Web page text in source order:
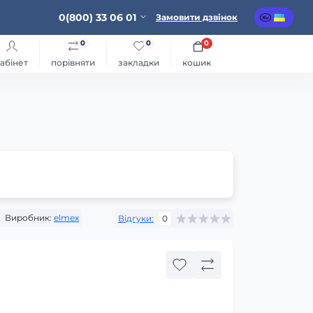
0(800) 33 06 01 Замовити дзвінок
порівняти
0
закладки
0
кошик
0
Виробник: elmex Відгуки: 0